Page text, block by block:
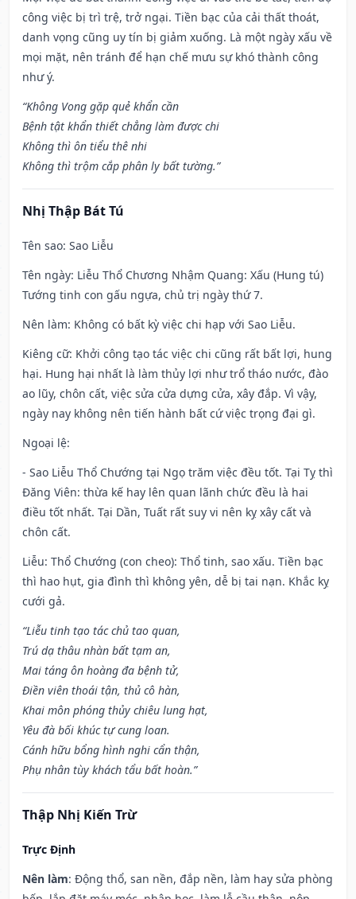
công việc bị trì trệ, trở ngại. Tiền bạc của cải thất thoát,
danh vọng cũng uy tín bị giảm xuống. Là một ngày xấu về
mọi mặt, nên tránh để hạn chế mưu sự khó thành công
như ý.
“Không Vong gặp quẻ khẩn cần
Bệnh tật khẩn thiết chẳng làm được chi
Không thì ôn tiểu thê nhi
Không thì trộm cắp phân ly bất tường.”
Nhị Thập Bát Tú
Tên sao: Sao Liễu
Tên ngày: Liễu Thổ Chương Nhậm Quang: Xấu (Hung tú)
Tướng tinh con gấu ngựa, chủ trị ngày thứ 7.
Nên làm: Không có bất kỳ việc chi hạp với Sao Liễu.
Kiêng cữ: Khởi công tạo tác việc chi cũng rất bất lợi, hung
hại. Hung hại nhất là làm thủy lợi như trổ tháo nước, đào
ao lũy, chôn cất, việc sửa cửa dựng cửa, xây đắp. Vì vậy,
ngày nay không nên tiến hành bất cứ việc trọng đại gì.
Ngoại lệ:
- Sao Liễu Thổ Chướng tại Ngọ trăm việc đều tốt. Tại Tỵ thì
Đăng Viên: thừa kế hay lên quan lãnh chức đều là hai
điều tốt nhất. Tại Dần, Tuất rất suy vi nên kỵ xây cất và
chôn cất.
Liễu: Thổ Chướng (con cheo): Thổ tinh, sao xấu. Tiền bạc
thì hao hụt, gia đình thì không yên, dễ bị tai nạn. Khắc kỵ
cưới gả.
“Liễu tinh tạo tác chủ tao quan,
Trú dạ thâu nhàn bất tạm an,
Mai táng ôn hoàng đa bệnh tử,
Điền viên thoái tận, thủ cô hàn,
Khai môn phóng thủy chiêu lung hạt,
Yêu đà bối khúc tự cung loan.
Cánh hữu bổng hình nghi cẩn thận,
Phụ nhân tùy khách tẩu bất hoàn.”
Thập Nhị Kiến Trừ
Trực Định
Nên làm: Động thổ, san nền, đắp nền, làm hay sửa phòng